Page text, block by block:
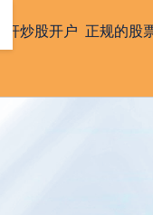
杠杆炒股开户 正规的股